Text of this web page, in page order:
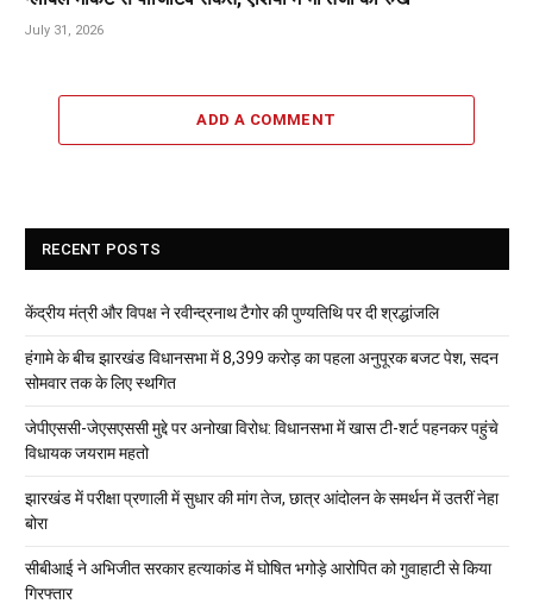
July 31, 2026
ADD A COMMENT
RECENT POSTS
केंद्रीय मंत्री और विपक्ष ने रवीन्द्रनाथ टैगोर की पुण्यतिथि पर दी श्रद्धांजलि
हंगामे के बीच झारखंड विधानसभा में 8,399 करोड़ का पहला अनुपूरक बजट पेश, सदन
सोमवार तक के लिए स्थगित
जेपीएससी-जेएसएससी मुद्दे पर अनोखा विरोध: विधानसभा में खास टी-शर्ट पहनकर पहुंचे
विधायक जयराम महतो
झारखंड में परीक्षा प्रणाली में सुधार की मांग तेज, छात्र आंदोलन के समर्थन में उतरीं नेहा
बोरा
सीबीआई ने अभिजीत सरकार हत्याकांड में घोषित भगोड़े आरोपित को गुवाहाटी से किया
गिरफ्तार